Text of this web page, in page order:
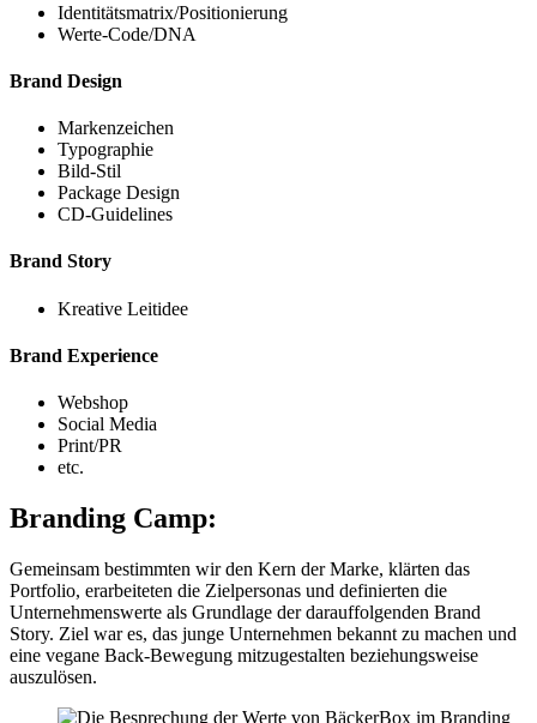
Identitätsmatrix/Positionierung
Werte-Code/DNA
Brand Design
Markenzeichen
Typographie
Bild-Stil
Package Design
CD-Guidelines
Brand Story
Kreative Leitidee
Brand Experience
Webshop
Social Media
Print/PR
etc.
Branding Camp:
Gemeinsam bestimmten wir den Kern der Marke, klärten das
Portfolio, erarbeiteten die Zielpersonas und definierten die
Unternehmenswerte als Grundlage der darauffolgenden Brand
Story. Ziel war es, das junge Unternehmen bekannt zu machen und
eine vegane Back-Bewegung mitzugestalten beziehungsweise
auszulösen.